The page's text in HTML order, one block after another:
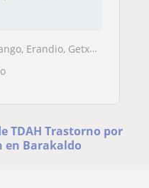
Erandio, Getxo, Leioa
TDAH Trastorno por
en Barakaldo